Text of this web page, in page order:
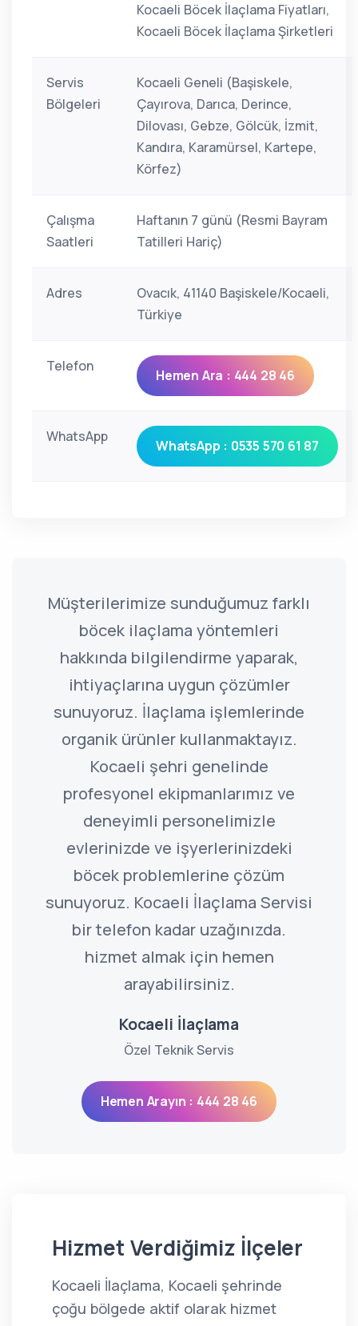
Kocaeli Böcek İlaçlama Fiyatları,
Kocaeli Böcek İlaçlama Şirketleri
Servis
Bölgeleri
Kocaeli Geneli (Başiskele,
Çayırova, Darıca, Derince,
Dilovası, Gebze, Gölcük, İzmit,
Kandıra, Karamürsel, Kartepe,
Körfez)
Çalışma
Saatleri
Haftanın 7 günü (Resmi Bayram
Tatilleri Hariç)
Adres
Ovacık, 41140 Başiskele/Kocaeli,
Türkiye
Telefon
Hemen Ara : 444 28 46
WhatsApp
WhatsApp : 0535 570 61 87
Müşterilerimize sunduğumuz farklı
böcek ilaçlama yöntemleri
hakkında bilgilendirme yaparak,
ihtiyaçlarına uygun çözümler
sunuyoruz. İlaçlama işlemlerinde
organik ürünler kullanmaktayız.
Kocaeli şehri genelinde
profesyonel ekipmanlarımız ve
deneyimli personelimizle
evlerinizde ve işyerlerinizdeki
böcek problemlerine çözüm
sunuyoruz. Kocaeli İlaçlama Servisi
bir telefon kadar uzağınızda.
hizmet almak için hemen
arayabilirsiniz.
Kocaeli İlaçlama
Özel Teknik Servis
Hemen Arayın : 444 28 46
Hizmet Verdiğimiz İlçeler
Kocaeli İlaçlama, Kocaeli şehrinde
çoğu bölgede aktif olarak hizmet